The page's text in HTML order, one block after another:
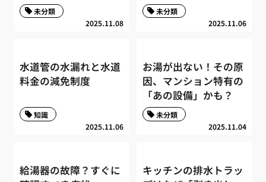
2025.11.08
未分類
2025.11.06
未分類
水道管の水漏れと水道
料金の減免制度
2025.11.06
知識
お湯が出ない！その原
因、マンション特有の
「あの設備」かも？
2025.11.04
未分類
給湯器の故障？すぐに
キッチンの排水トラッ